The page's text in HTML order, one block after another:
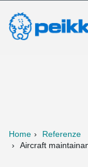
Home
Referenze
Aircraft